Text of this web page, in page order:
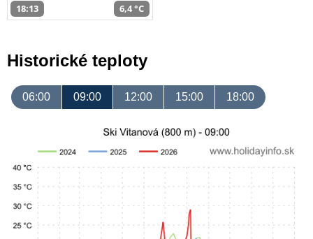
18:13 6,4 °C
Historické teploty
06:00 09:00 12:00 15:00 18:00